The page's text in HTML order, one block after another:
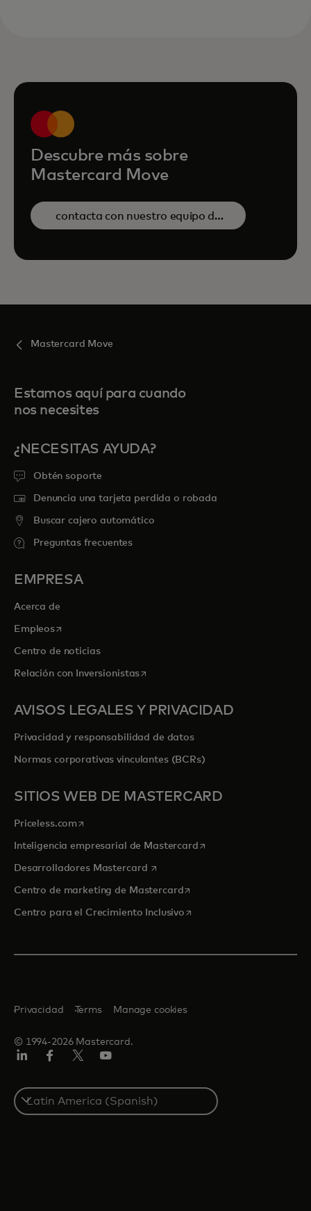
Descubre más sobre
Mastercard Move
contacta con nuestro equipo de
Mastercard Move
Estamos aquí para cuando
nos necesites
¿NECESITAS AYUDA?
Obtén soporte
Denuncia una tarjeta perdida o robada
Buscar cajero automático
Preguntas frecuentes
EMPRESA
Acerca de
Empleosse abre en una pestaña nueva
Centro de noticias
Relación con Inversionistasse abre en una pestaña nueva
AVISOS LEGALES Y PRIVACIDAD
Privacidad y responsabilidad de datos
Normas corporativas vinculantes (BCRs)
SITIOS WEB DE MASTERCARD
Priceless.com se abre en una pestaña nueva
Inteligencia empresarial de Mastercardse abre en una pestaña
Desarrolladores Mastercard se abre en una pestaña nueva
Centro de marketing de Mastercardse abre en una pestaña
Centro para el Crecimiento Inclusivose abre en una pestaña
© 1994-2026 Mastercard.
Privacidad Terms Manage cookies
Select
a
country